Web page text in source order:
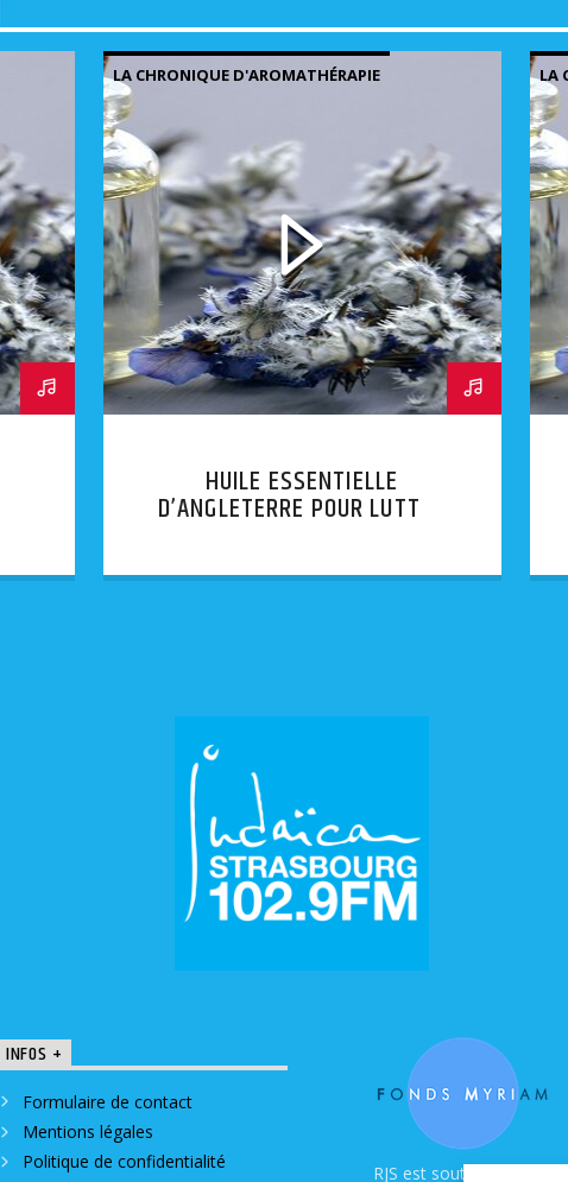
LA CHRONIQUE D'AROMATHÉRAPIE
HUILE ESSENTIELLE
D’ANGLETERRE POUR LUTTER
LA
INFOS +
Formulaire de contact
Mentions légales
Politique de confidentialité
RJS est soutenue par le